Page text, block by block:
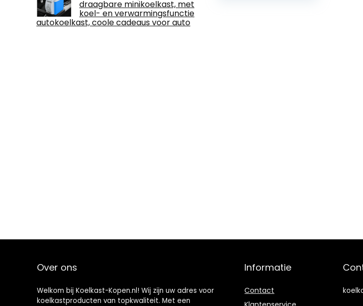
draagbare minikoelkast, met
koel- en verwarmingsfunctie
autokoelkast, coole cadeaus voor auto
Over ons
Welkom bij Koelkast-Kopen.nl! Wij zijn uw adres voor
koelkastproducten van topkwaliteit. Met een
Informatie
Contact